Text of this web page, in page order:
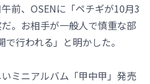
前、OSENに「ペチギが10月3
。お相手が一般人で慎重な部
行われる」と明かした。
ミニアルバム「甲中甲」発売